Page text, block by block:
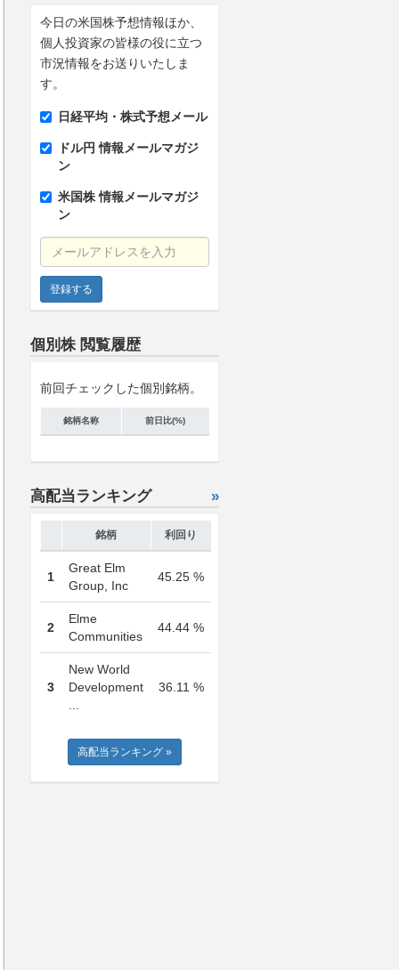
今日の米国株予想情報ほか、
個人投資家の皆様の役に立つ
市況情報をお送りいたしま
す。
日経平均・株式予想メール
ドル円 情報メールマガジ
ン
米国株 情報メールマガジ
ン
メールアドレスを入力
個別株 閲覧履歴
前回チェックした個別銘柄。
銘柄名称 前日比(%)
高配当ランキング »
銘柄 利回り
1
Great Elm
Group, Inc
45.25 %
2
Elme
Communities
44.44 %
3
New World
Development
36.11 %
高配当ランキング »